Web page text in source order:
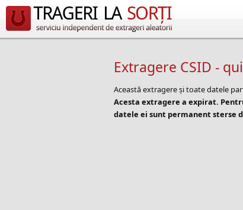
Extragere CSID -
Această extragere și toate datele
Acesta extragere a expirat.
datele ei sunt permanent sterse